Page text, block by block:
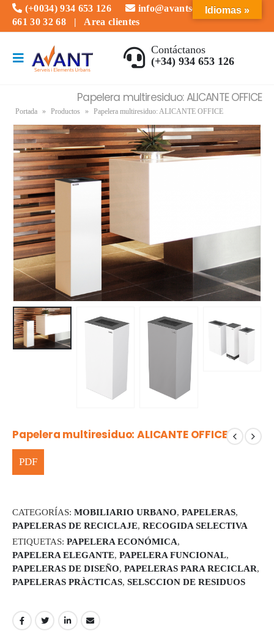
(+0034) 934 653 126
info@avantserveis.com
661 30 32 68 | Area clientes
Contáctanos
(+34) 934 653 126
Papelera multiresiduo: ALICANTE OFFICE
Portada » Productos » Papelera multiresiduo: ALICANTE OFFICE
Papelera multiresiduo: ALICANTE OFFICE
CATEGORÍAS: MOBILIARIO URBANO, PAPELERAS,
PAPELERAS DE RECICLAJE, RECOGIDA SELECTIVA
ETIQUETAS: PAPELERA ECONÓMICA,
PAPELERA ELEGANTE, PAPELERA FUNCIONAL,
PAPELERAS DE DISEÑO, PAPELERAS PARA RECICLAR,
PAPELERAS PRÀCTICAS, SELSCCION DE RESIDUOS
Idiomas »